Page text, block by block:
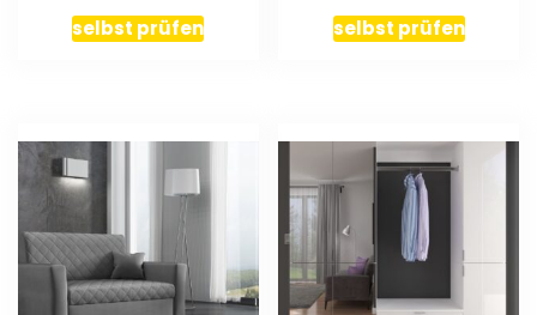
selbst prüfen selbst prüfen